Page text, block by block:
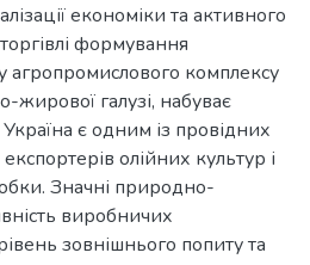
економіки та активного
формування
агропромислового комплексу
жирової галузі, набуває
Україна є одним із провідних
олійних культур і
Значні природно-
виробничих
зовнішнього попиту та